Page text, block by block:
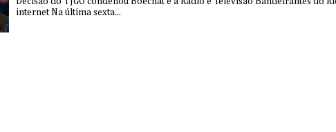
internet Na última sexta...